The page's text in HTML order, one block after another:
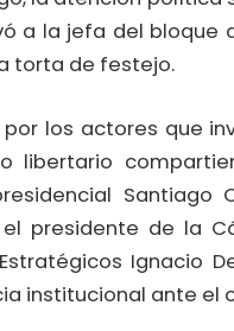
a la jefa del bloque
torta de festejo.
los actores que
libertario
Santiago
presidente de la
Ignacio
institucional ante el